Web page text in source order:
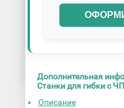
Дополнительная
Станки для гибки с
Описание